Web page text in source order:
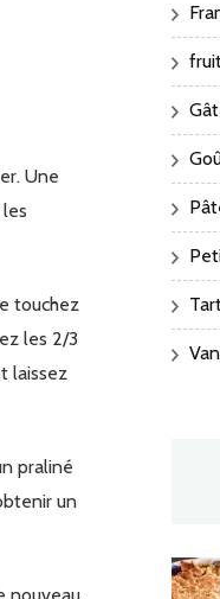
les 2/3
laissez
un